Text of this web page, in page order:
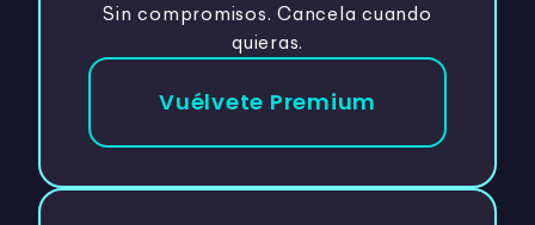
Sin compromisos. Cancela cuando
quieras.
Vuélvete Premium